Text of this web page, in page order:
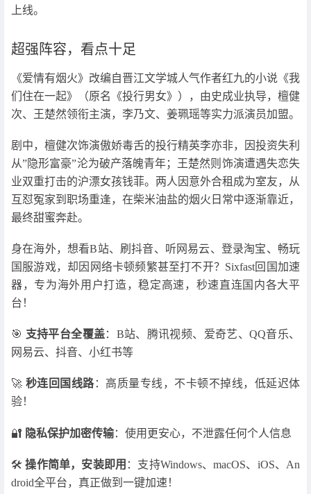
上线。
超强阵容，看点十足
《爱情有烟火》改编自晋江文学城人气作者红九的小说《我
们住在一起》（原名《投行男女》），由史成业执导，檀健
次、王楚然领衔主演，李乃文、姜珮瑶等实力派演员加盟。
剧中，檀健次饰演傲娇毒舌的投行精英李亦非，因投资失利
从”隐形富豪”沦为破产落魄青年；王楚然则饰演遭遇失恋失
业双重打击的沪漂女孩钱菲。两人因意外合租成为室友，从
互怼冤家到职场重逢，在柴米油盐的烟火日常中逐渐靠近，
最终甜蜜奔赴。
身在海外，想看B站、刷抖音、听网易云、登录淘宝、畅玩
国服游戏，却因网络卡顿频繁甚至打不开？Sixfast回国加速
器，专为海外用户打造，稳定高速，秒速直连国内各大平
台！
🎯 支持平台全覆盖：B站、腾讯视频、爱奇艺、QQ音乐、
网易云、抖音、小红书等
🚀 秒连回国线路：高质量专线，不卡顿不掉线，低延迟体
验！
🔐 隐私保护加密传输：使用更安心，不泄露任何个人信息
🛠操作简单，安装即用 ：支持Windows、macOS、iOS、An
droid全平台，真正做到一键加速！